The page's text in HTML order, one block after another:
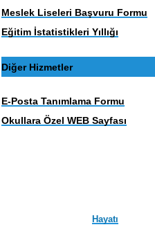
Meslek Liseleri Başvuru Formu
Eğitim İstatistikleri Yıllığı
Diğer Hizmetler
E-Posta Tanımlama Formu
Okullara Özel WEB Sayfası
Hayatı